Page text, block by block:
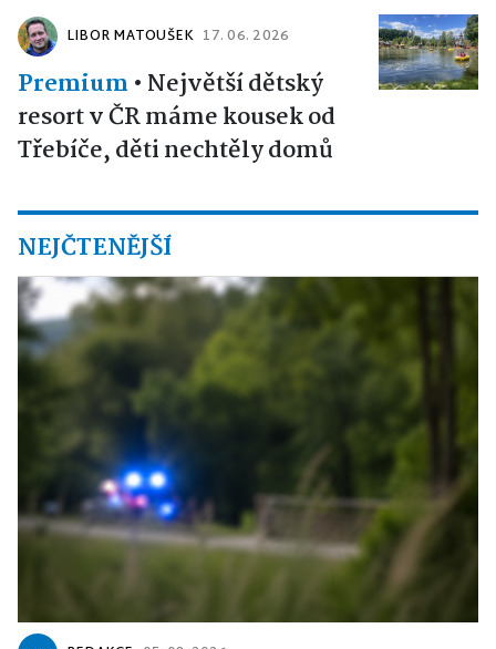
LIBOR MATOUŠEK 17. 06. 2026
Premium • Největší dětský
resort v ČR máme kousek od
Třebíče, děti nechtěly domů
NEJČTENĚJŠÍ